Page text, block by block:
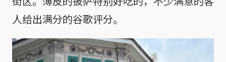
人给出满分的谷歌评分。